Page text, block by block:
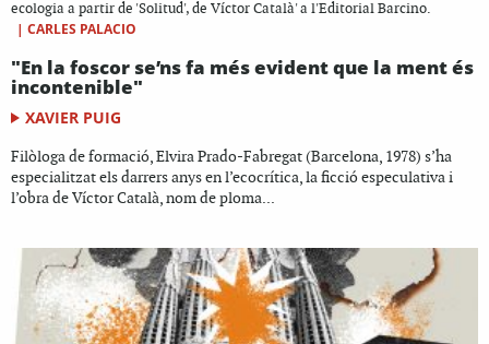
ecologia a partir de 'Solitud', de Víctor Català' a l'Editorial Barcino.
| CARLES PALACIO
"En la foscor se’ns fa més evident que la ment és
incontenible"
XAVIER PUIG
Filòloga de formació, Elvira Prado-Fabregat (Barcelona, 1978) s’ha
especialitzat els darrers anys en l’ecocrítica, la ficció especulativa i
l’obra de Víctor Català, nom de ploma...